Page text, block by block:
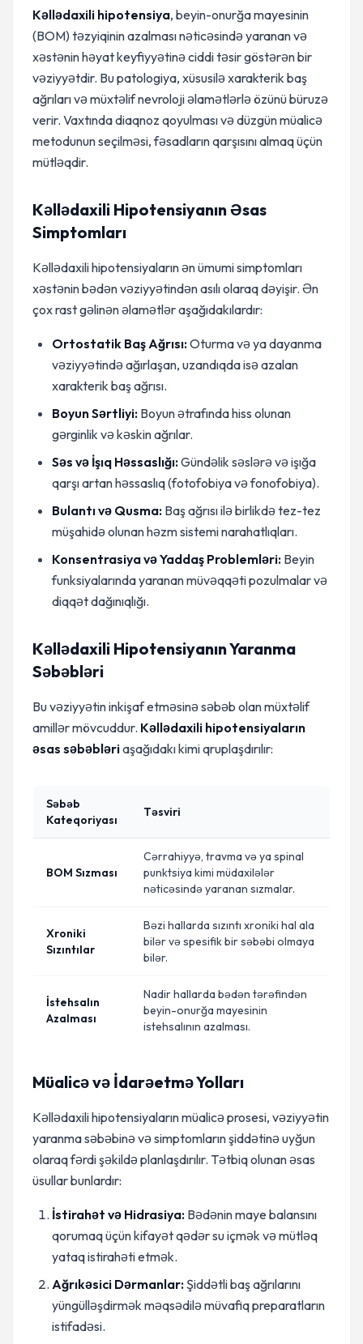
Kəllədaxili hipotensiya, beyin-onurğa mayesinin
(BOM) təzyiqinin azalması nəticəsində yaranan və
xəstənin həyat keyfiyyətinə ciddi təsir göstərən bir
vəziyyətdir. Bu patologiya, xüsusilə xarakterik baş
ağrıları və müxtəlif nevroloji əlamətlərlə özünü büruzə
verir. Vaxtında diaqnoz qoyulması və düzgün müalicə
metodunun seçilməsi, fəsadların qarşısını almaq üçün
mütləqdir.
Kəllədaxili Hipotensiyanın Əsas
Simptomları
Kəllədaxili hipotensiyaların ən ümumi simptomları
xəstənin bədən vəziyyətindən asılı olaraq dəyişir. Ən
çox rast gəlinən əlamətlər aşağıdakılardır:
Ortostatik Baş Ağrısı:Oturma və ya dayanma
vəziyyətində ağırlaşan, uzandıqda isə azalan
xarakterik baş ağrısı.
Boyun Sərtliyi: Boyun ətrafında hiss olunan
gərginlik və kəskin ağrılar.
Səs və İşıq Həssaslığı:Gündəlik səslərə və işığa
qarşı artan həssaslıq (fotofobiya və fonofobiya).
Bulantı və Qusma: Baş ağrısı ilə birlikdə tez-tez
müşahidə olunan həzm sistemi narahatlıqları.
Konsentrasiya və Yaddaş Problemləri: Beyin
funksiyalarında yaranan müvəqqəti pozulmalar və
diqqət dağınıqlığı.
Kəllədaxili Hipotensiyanın Yaranma
Səbəbləri
Bu vəziyyətin inkişaf etməsinə səbəb olan müxtəlif
amillər mövcuddur. Kəllədaxili hipotensiyaların
əsas səbəbləriaşağıdakı kimi qruplaşdırılır:
Səbəb
Kateqoriyası
Təsviri
BOM Sızması
Cərrahiyyə, travma və ya spinal
punktsiya kimi müdaxilələr
nəticəsində yaranan sızmalar.
Xroniki
Sızıntılar
Bəzi hallarda sızıntı xroniki hal ala
bilər və spesifik bir səbəbi olmaya
bilər.
İstehsalın
Azalması
Nadir hallarda bədən tərəfindən
beyin-onurğa mayesinin
istehsalının azalması.
Müalicə və İdarəetmə Yolları
Kəllədaxili hipotensiyaların müalicə prosesi, vəziyyətin
yaranma səbəbinə və simptomların şiddətinə uyğun
olaraq fərdi şəkildə planlaşdırılır. Tətbiq olunan əsas
üsullar bunlardır:
İstirahət və Hidrasiya: Bədənin maye balansını
qorumaq üçün kifayət qədər su içmək və mütləq
yataq istirahəti etmək.
Ağrıkəsici Dərmanlar:Şiddətli baş ağrılarını
yüngülləşdirmək məqsədilə müvafiq preparatların
istifadəsi.